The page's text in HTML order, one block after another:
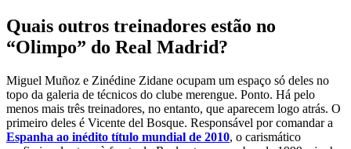
Quais outros treinadores estão no
“Olimpo” do Real Madrid?
Miguel Muñoz e Zinédine Zidane ocupam um espaço só deles no
topo da galeria de técnicos do clube merengue. Ponto. Há pelo
menos mais três treinadores, no entanto, que aparecem logo atrás. O
primeiro deles é Vicente del Bosque. Responsável por comandar a
Espanha ao inédito título mundial de 2010, o carismático